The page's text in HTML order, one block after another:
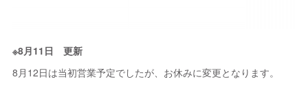
※8月11日 更新
8月12日は当初営業予定でしたが、お休みに変更となります。